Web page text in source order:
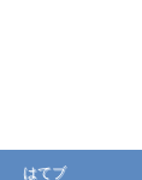
はてブ